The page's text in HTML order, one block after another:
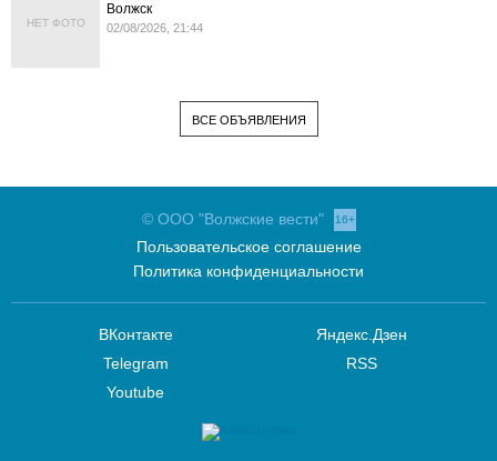
НЕТ ФОТО
Волжск
02/08/2026, 21:44
ВСЕ ОБЪЯВЛЕНИЯ
© ООО "Волжские вести" 16+
Пользовательское соглашение
Политика конфиденциальности
ВКонтакте
Telegram
Youtube
Яндекс.Дзен
RSS